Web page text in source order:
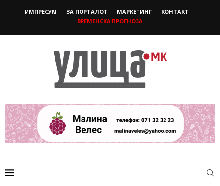
ИМПРЕСУМ ЗА ПОРТАЛОТ МАРКЕТИНГ
КОНТАКТ
ВРЕМЕНСКА ПРОГНОЗА